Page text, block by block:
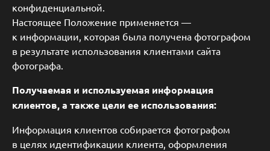
конфиденциальной.
Настоящее Положение применяется —
к информации, которая была получена фотографом
в результате использования клиентами сайта
фотографа.
Получаемая и используемая информация
клиентов, а также цели ее использования:
Информация клиентов собирается фотографом
в целях идентификации клиента, оформления